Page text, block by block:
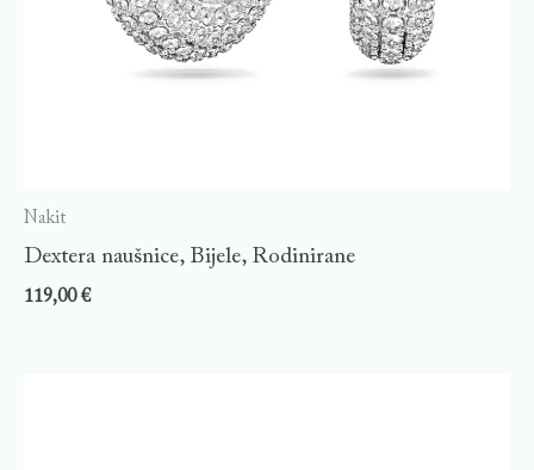
Nakit
Dextera naušnice, Bijele, Rodinirane
119,00€